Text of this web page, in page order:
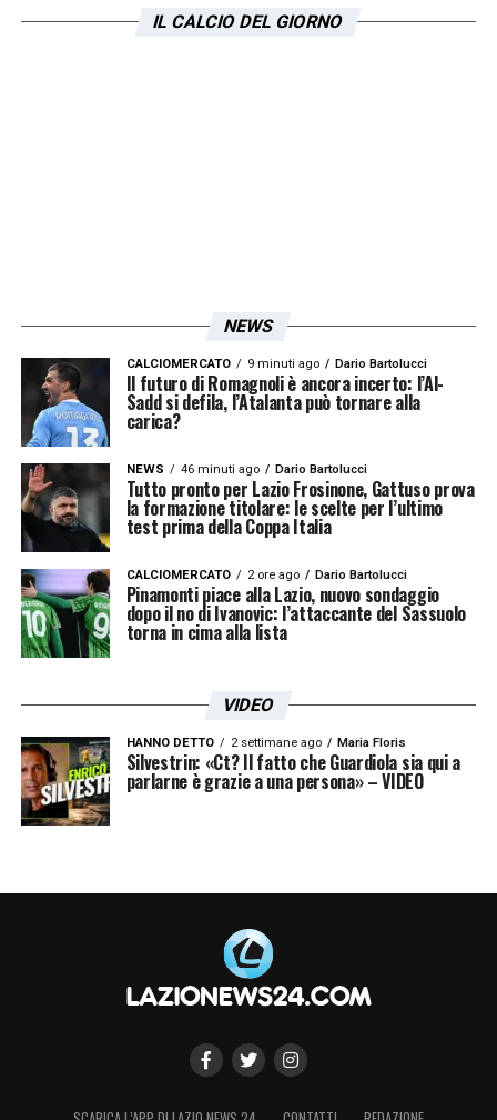
Penso che i bianconeri rimangano però
rapporti con Tanzi. Ebbi una possibilità
conceta di andare alla Roma ma poi non se
ne fece nulla. L’infortunio di Nesta al
Mondiale? Con Alessandro ho giocato tanti
anni in Nazionale. La coppiaCannavaro-
Nestaera un belvedere. Però con Marco
(Materazzi ndr) avevo giocato all’Inter, lo
conoscevo, quindi ero sereno anche quando
si fece male Nesta. Con Sandro bastava un
Iscriviti gratis alla nostra
ISCRIVIMI
Accetto laPrivacy Policy
IL CALCIO DEL GIORNO
NEWS
CALCIOMERCATO 9 minuti ago Dario Bartolucci
Il futuro di Romagnoli è ancora incerto: l’Al-
Sadd si defila, l’Atalanta può tornare alla
carica?
NEWS 46 minuti ago Dario Bartolucci
Tutto pronto per Lazio Frosinone, Gattuso prova
la formazione titolare: le scelte per l’ultimo
test prima della Coppa Italia
CALCIOMERCATO 2 ore ago Dario Bartolucci
Pinamonti piace alla Lazio, nuovo sondaggio
dopo il no di Ivanovic: l’attaccante del Sassuolo
torna in cima alla lista
VIDEO
HANNO DETTO 2 settimane ago Maria Floris
Silvestrin: «Ct? Il fatto che Guardiola sia qui a
parlarne è grazie a una persona» – VIDEO